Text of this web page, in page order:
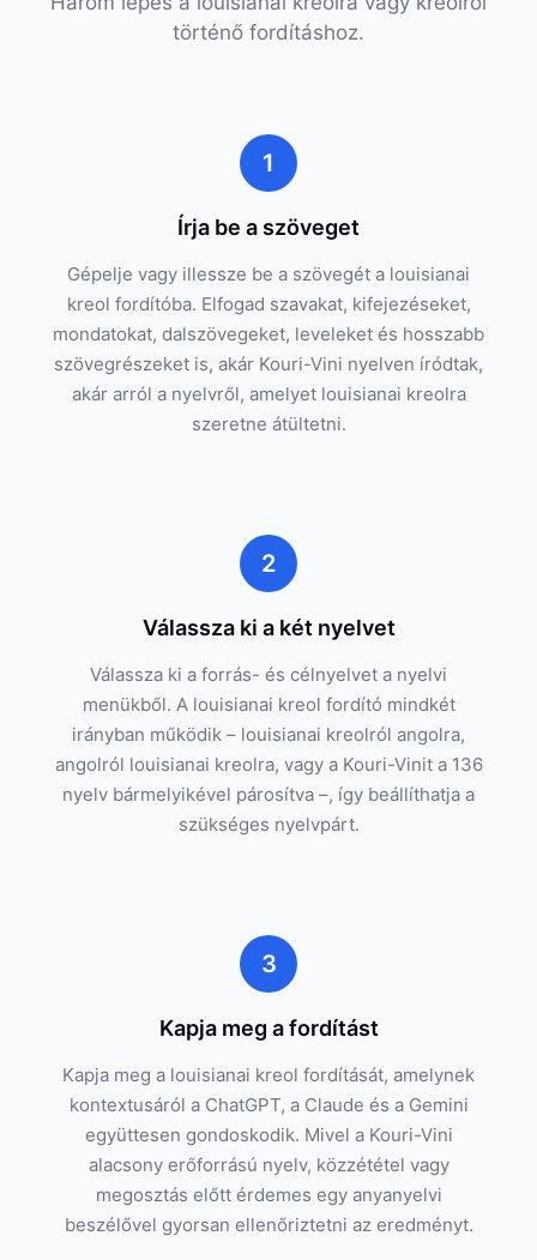
történő fordításhoz.
1
Írja be a szöveget
Gépelje vagy illessze be a szövegét a louisianai
kreol fordítóba. Elfogad szavakat, kifejezéseket,
mondatokat, dalszövegeket, leveleket és hosszabb
szövegrészeket is, akár Kouri-Vini nyelven íródtak,
akár arról a nyelvről, amelyet louisianai kreolra
szeretne átültetni.
2
Válassza ki a két nyelvet
Válassza ki a forrás- és célnyelvet a nyelvi
menükből. A louisianai kreol fordító mindkét
irányban működik – louisianai kreolról angolra,
angolról louisianai kreolra, vagy a Kouri-Vinit a 136
nyelv bármelyikével párosítva –, így beállíthatja a
szükséges nyelvpárt.
3
Kapja meg a fordítást
Kapja meg a louisianai kreol fordítását, amelynek
kontextusáról a ChatGPT, a Claude és a Gemini
együttesen gondoskodik. Mivel a Kouri-Vini
alacsony erőforrású nyelv, közzététel vagy
megosztás előtt érdemes egy anyanyelvi
beszélővel gyorsan ellenőriztetni az eredményt.